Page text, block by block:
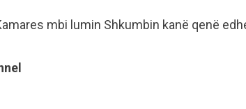
mbi lumin Shkumbin kanë qenë